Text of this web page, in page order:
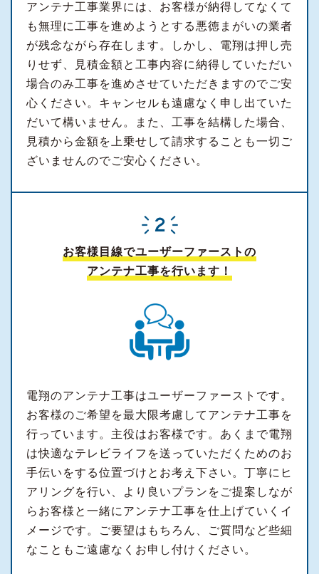
アンテナ工事業界には、お客様が納得してなくて
も無理に工事を進めようとする悪徳まがいの業者
が残念ながら存在します。しかし、電翔は押し売
りせず、見積金額と工事内容に納得していただい
場合のみ工事を進めさせていただきますのでご安
心ください。キャンセルも遠慮なく申し出ていた
だいて構いません。また、工事を結構した場合、
見積から金額を上乗せして請求することも一切ご
ざいませんのでご安心ください。
お客様目線でユーザーファーストの
アンテナ工事を行います！
電翔のアンテナ工事はユーザーファーストです。
お客様のご希望を最大限考慮してアンテナ工事を
行っています。主役はお客様です。あくまで電翔
は快適なテレビライフを送っていただくためのお
手伝いをする位置づけとお考え下さい。丁寧にヒ
アリングを行い、より良いプランをご提案しなが
らお客様と一緒にアンテナ工事を仕上げていくイ
メージです。ご要望はもちろん、ご質問など些細
なこともご遠慮なくお申し付けください。